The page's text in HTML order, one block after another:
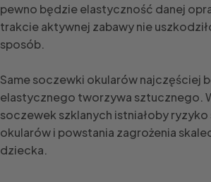
pewno będzie elastyczność danej
trakcie aktywnej zabawy nie
sposób.
Same soczewki okularów najczęściej
elastycznego tworzywa sztucznego.
soczewek szklanych istniałoby ryzyko
okularów i powstania zagrożenia
dziecka.